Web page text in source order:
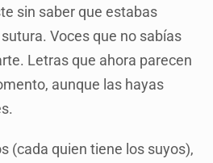
sin saber que estabas
Voces que no sabías
Letras que ahora parecen
aunque las hayas
(cada quien tiene los suyos),